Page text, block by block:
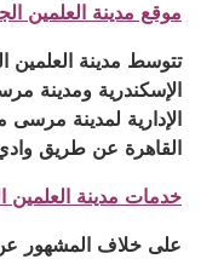
موقع مدينة العلمين
تتوسط مدينة العلمين
الإسكندرية ومدينة
الإدارية لمدينة
القاهرة عن طريق
خدمات مدينة العلمين
على خلاف المشهور عن